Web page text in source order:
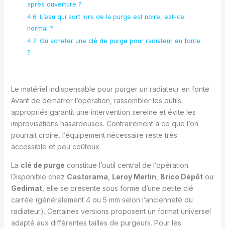
après ouverture ?
4.6 L’eau qui sort lors de la purge est noire, est-ce
normal ?
4.7 Où acheter une clé de purge pour radiateur en fonte
?
Le matériel indispensable pour purger un radiateur en fonte
Avant de démarrer l’opération, rassembler les outils
appropriés garantit une intervention sereine et évite les
improvisations hasardeuses. Contrairement à ce que l’on
pourrait croire, l’équipement nécessaire reste très
accessible et peu coûteux.
La clé de purge constitue l’outil central de l’opération.
Disponible chez Castorama Leroy Merlin Brico Dépôtou
Gedimat, elle se présente sous forme d’une petite clé
carrée (généralement 4 ou 5 mm selon l’ancienneté du
radiateur). Certaines versions proposent un format universel
adapté aux différentes tailles de purgeurs. Pour les